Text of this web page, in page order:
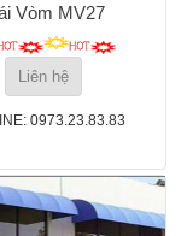
Vòm MV27
Liên hệ
0973.23.83.83